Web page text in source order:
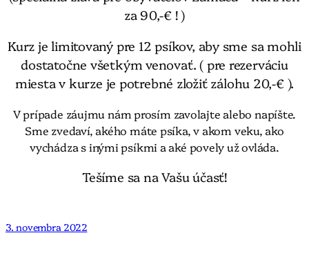
za 90,-€ ! )
Kurz je limitovaný pre 12 psíkov, aby sme sa mohli
dostatočne všetkým venovať. ( pre rezerváciu
miesta v kurze je potrebné zložiť zálohu 20,-€ ).
V prípade záujmu nám prosím zavolajte alebo napíšte.
Sme zvedaví, akého máte psíka, v akom veku, ako
vychádza s inými psíkmi a aké povely už ovláda.
Tešíme sa na Vašu účasť!
3. novembra 2022